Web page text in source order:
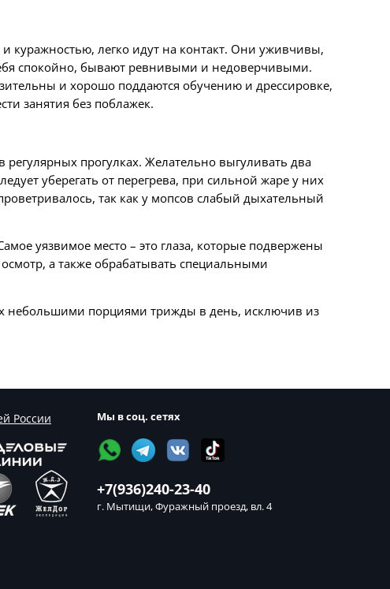
куражностью, легко идут на контакт. Они уживчивы,
спокойно, бывают ревнивыми и недоверчивыми.
и хорошо поддаются обучению и дрессировке,
занятия без поблажек.
регулярных прогулках. Желательно выгуливать два
уберегать от перегрева, при сильной жаре у них
так как у мопсов слабый дыхательный
уязвимое место – это глаза, которые подвержены
а также обрабатывать специальными
небольшими порциями трижды в день, исключив из
России Мы в соц. сетях
+7(936)240-23-40
г. Мытищи, Фуражный проезд, вл. 4